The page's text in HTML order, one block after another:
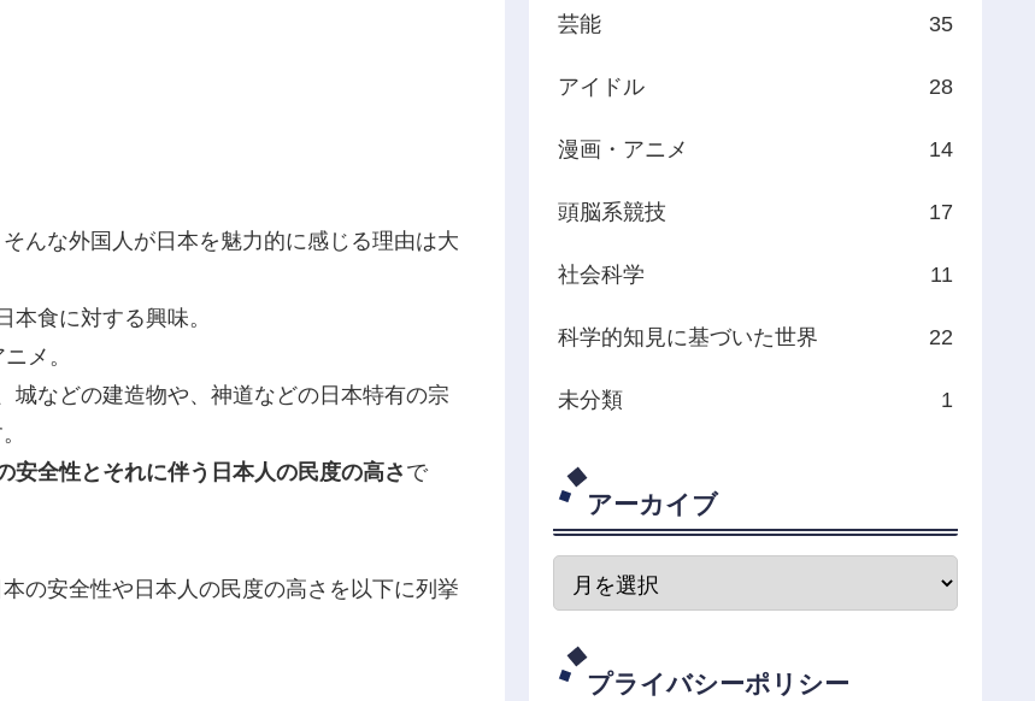
んな外国人が日本を魅力的に感じる理由は大
食に対する興味。
メ。
城などの建造物や、神道などの日本特有の宗
安全性とそれに伴う日本人の民度の高さ で
の安全性や日本人の民度の高さを以下に列挙
芸能 35
アイドル 28
漫画・アニメ 14
頭脳系競技 17
社会科学 11
科学的知見に基づいた世界 22
未分類 1
アーカイブ
プライバシーポリシー